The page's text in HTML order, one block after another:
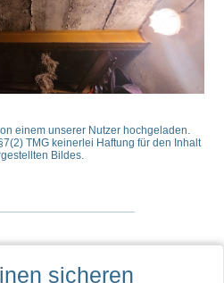
einem unserer Nutzer hochgeladen.
TMG keinerlei Haftung für den Inhalt
Bildes.
sicheren